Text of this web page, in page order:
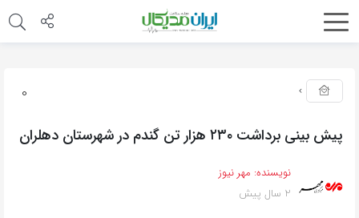
0
پیش بینی برداشت ۲۳۰ هزار تن گندم در شهرستان دهلران
نویسنده: مهر نیوز
2 سال پیش